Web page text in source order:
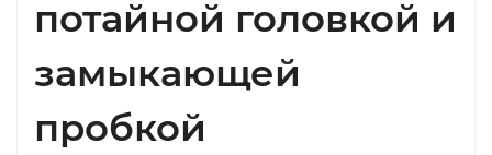
потайной головкой и
замыкающей
пробкой